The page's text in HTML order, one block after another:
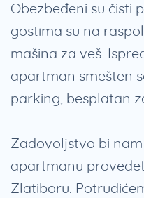
Obezbeđeni su čisti
gostima su na
mašina za veš.
apartman smešten
parking, besplatan
Zadovoljstvo bi
apartmanu
Zlatiboru.